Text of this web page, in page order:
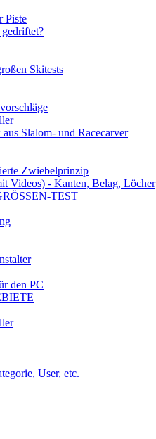
Piste
Skitests
Slalom- und Racecarver
Zwiebelprinzip
Videos) - Kanten, Belag, Löcher
TEST
den PC
User, etc.